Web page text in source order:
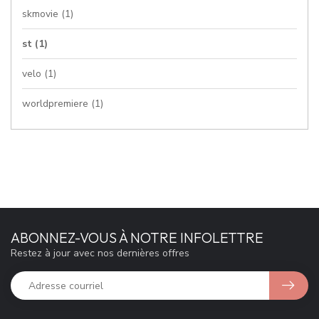
skmovie (1)
st (1)
velo (1)
worldpremiere (1)
ABONNEZ-VOUS À NOTRE INFOLETTRE
Restez à jour avec nos dernières offres